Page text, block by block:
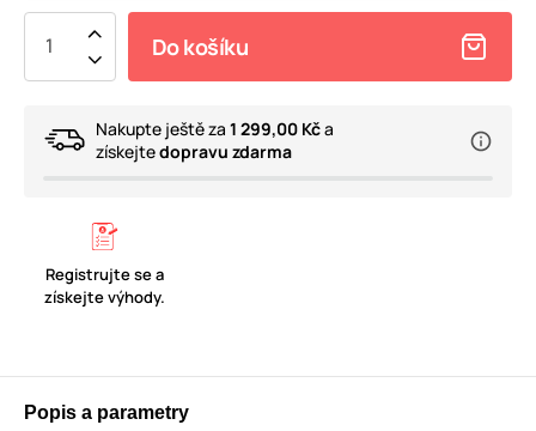
Do košíku
Nakupte ještě za 1 299,00 Kča
získejtedopravu zdarma
Registrujte se a
získejte výhody.
Popis a parametry